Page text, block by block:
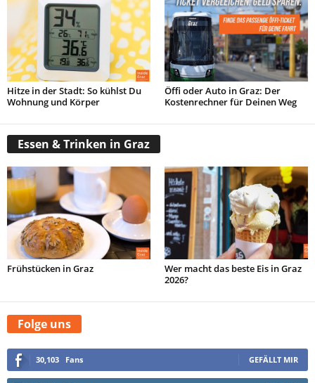
Hitze in der Stadt: So kühlst Du
Wohnung und Körper
Öffi oder Auto in Graz: Der
Kostenrechner für Deinen Weg
Essen & Trinken in Graz
Frühstücken in Graz
Wer macht das beste Eis in Graz
2026?
Folge uns
30,103 Fans GEFÄLLT MIR